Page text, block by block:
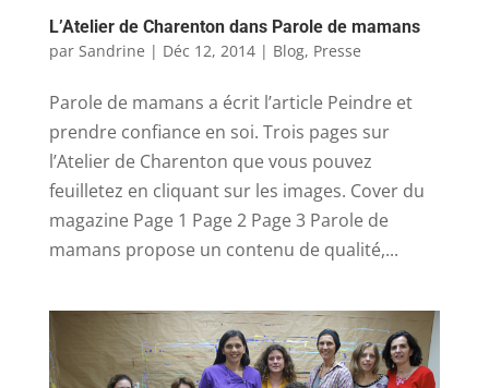
L’Atelier de Charenton dans Parole de mamans
par Sandrine | Déc 12, 2014| Blog, Presse
Parole de mamans a écrit l’article Peindre et
prendre confiance en soi. Trois pages sur
l’Atelier de Charenton que vous pouvez
feuilletez en cliquant sur les images. Cover du
magazine Page 1 Page 2 Page 3 Parole de
mamans propose un contenu de qualité,...